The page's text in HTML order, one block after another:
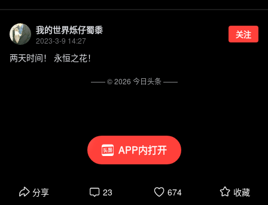
APP内打开
我的世界烁仔蜀黍
2023-3-9 14:27
关注
两天时间！ 永恒之花！
分享 23 674 收藏
—— ©2026 今日头条——